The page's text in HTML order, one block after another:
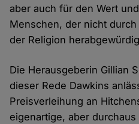
aber auch für den Wert
Menschen, der nicht
der Religion
Die Herausgeberin Gillian
dieser Rede Dawkins
Preisverleihung an
eigenartige, aber